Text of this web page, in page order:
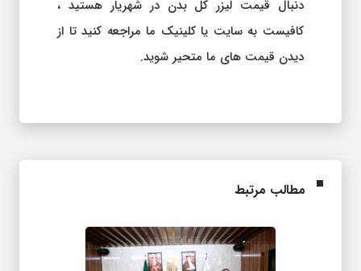
دنبال قیمت لیزر کل بدن در شهریار هستید ،
کافیست به سایت یا کلینیک ما مراجعه کنید تا از
دیدن قیمت های ما متحیر شوید.
مطالب مرتبط